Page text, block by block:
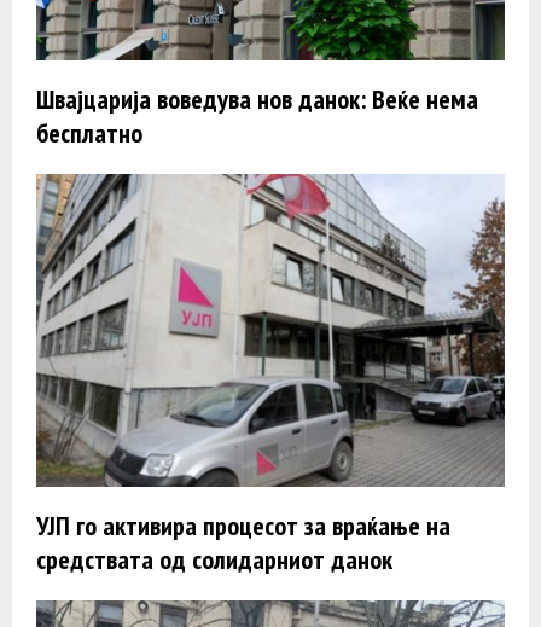
Швајцарија воведува нов данок: Веќе нема
бесплатно
УЈП го активира процесот за враќање на
средствата од солидарниот данок